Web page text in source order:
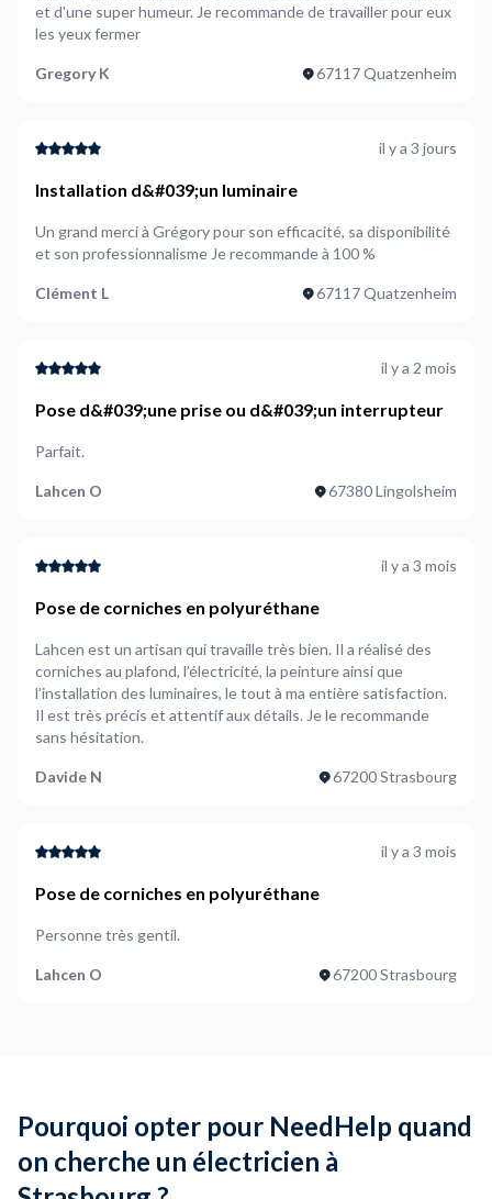
installation de chauffage électrique, d’undépannageou
d’unerénovation
garantit un service de qualité partout àStrasbourg
disponibilité
problème électrique peut vite devenir une urgence, qu'il
s'agisse d'unecoupure de courant, d'uncourt-circuit
d'undisjoncteur capricieux
. Si vous habitez dans des zones
Les électriciens sur
sont connus pour leur
moins de 24 heures , que ce soit pour une urgence ou un
projet prévu. Que vous soyez à
facilement.
4. Prendre son temps pour choisir
son électricien local
Vous pourriez être tenté de choisir un électricien proche,
que vous soyez àBischheimou àla Meinau, mais la
proximité ne garantit pas toujours la qualité. Certains
électriciens locaux peuvent être plus chers ou moins
AvecNeedHelp , vous accédez à unelarge sélection
restreindre à votre quartier, et de choisir celui qui offre le
meilleur rapport qualité-prix, quelle que soit la distance.
Conseil: Comparez toujours plusieurs offres pour vous
et d'une super humeur. Je recommande de travailler pour eux
les yeux fermer
Gregory K 67117 Quatzenheim
il y a 3 jours
Installation d&#039;un luminaire
Un grand merci à Grégory pour son efficacité, sa disponibilité
et son professionnalisme Je recommande à 100 %
Clément L 67117 Quatzenheim
il y a 2 mois
Pose d&#039;une prise ou d&#039;un interrupteur
Parfait.
Lahcen O 67380 Lingolsheim
il y a 3 mois
Pose de corniches en polyuréthane
Lahcen est un artisan qui travaille très bien. Il a réalisé des
corniches au plafond, l’électricité, la peinture ainsi que
l’installation des luminaires, le tout à ma entière satisfaction.
Il est très précis et attentif aux détails. Je le recommande
sans hésitation.
Davide N 67200 Strasbourg
il y a 3 mois
Pose de corniches en polyuréthane
Personne très gentil.
Lahcen O 67200 Strasbourg
Pourquoi opter pour NeedHelp quand
on cherche un électricien à